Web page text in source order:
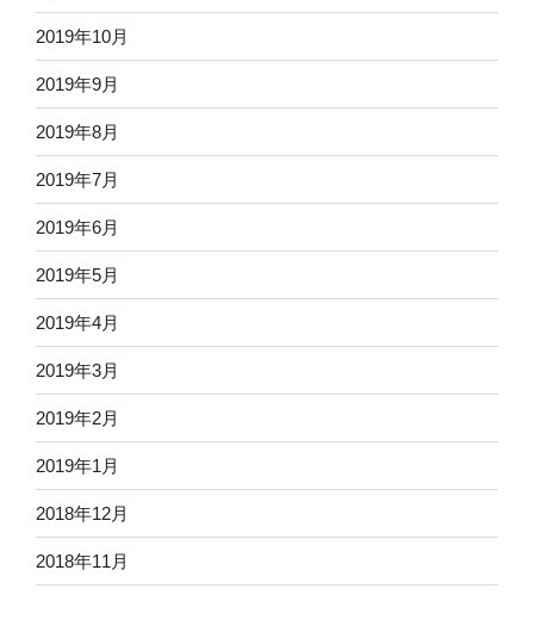
2019年10月
2019年9月
2019年8月
2019年7月
2019年6月
2019年5月
2019年4月
2019年3月
2019年2月
2019年1月
2018年12月
2018年11月